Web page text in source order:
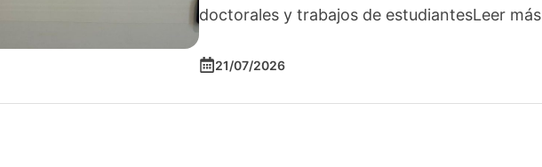
doctorales y trabajos de estudiantesLeer más
21/07/2026